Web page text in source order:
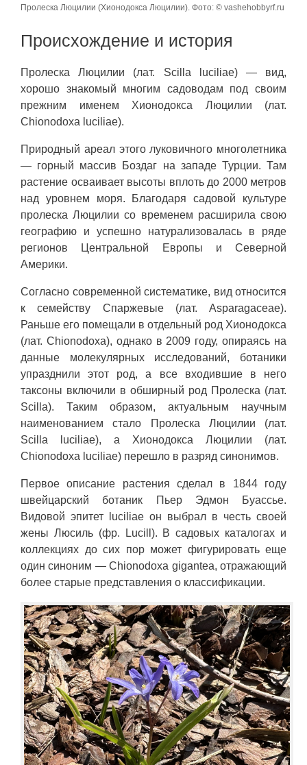
Пролеска Люцилии (Хионодокса Люцилии). Фото: © vashehobbyrf.ru
Происхождение и история
Пролеска Люцилии (лат. Scilla luciliae) — вид,
хорошо знакомый многим садоводам под своим
прежним именем Хионодокса Люцилии (лат.
Chionodoxa luciliae).
Природный ареал этого луковичного многолетника
— горный массив Боздаг на западе Турции. Там
растение осваивает высоты вплоть до 2000 метров
над уровнем моря. Благодаря садовой культуре
пролеска Люцилии со временем расширила свою
географию и успешно натурализовалась в ряде
регионов Центральной Европы и Северной
Америки.
Согласно современной систематике, вид относится
к семейству Спаржевые (лат. Asparagaceae).
Раньше его помещали в отдельный род Хионодокса
(лат. Chionodoxa), однако в 2009 году, опираясь на
данные молекулярных исследований, ботаники
упразднили этот род, а все входившие в него
таксоны включили в обширный род Пролеска (лат.
Scilla). Таким образом, актуальным научным
наименованием стало Пролеска Люцилии (лат.
Scilla luciliae), а Хионодокса Люцилии (лат.
Chionodoxa luciliae) перешло в разряд синонимов.
Первое описание растения сделал в 1844 году
швейцарский ботаник Пьер Эдмон Буассье.
Видовой эпитет luciliae он выбрал в честь своей
жены Люсиль (фр. Lucill). В садовых каталогах и
коллекциях до сих пор может фигурировать еще
один синоним — Chionodoxa gigantea, отражающий
более старые представления о классификации.